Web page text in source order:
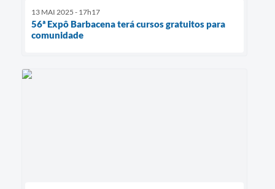
13 MAI 2025 - 17h17
56ª Expô Barbacena terá cursos gratuitos para
comunidade